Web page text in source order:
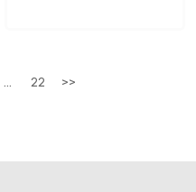
… 22 >>